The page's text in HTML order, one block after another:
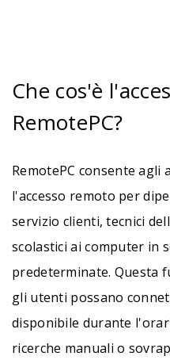
Che cos'è
RemotePC?
RemotePC consente
l'accesso remoto per
servizio clienti, tecnici
scolastici ai computer in
predeterminate. Questa
gli utenti possano
disponibile durante
ricerche manuali o